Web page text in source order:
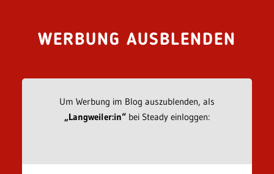
WERBUNG AUSBLENDEN
Um Werbung im Blog auszublenden, als
„Langweiler:in“bei Steady einloggen: